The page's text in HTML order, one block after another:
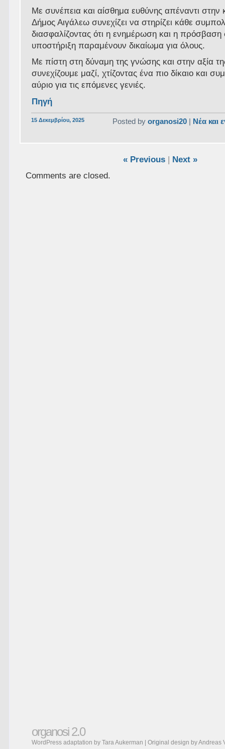
Με συνέπεια και αίσθημα ευθύνης απέναντι στην
Δήμος Αιγάλεω συνεχίζει να στηρίζει κάθε
διασφαλίζοντας ότι η ενημέρωση και η πρόσβαση
υποστήριξη παραμένουν δικαίωμα για όλους.
Με πίστη στη δύναμη της γνώσης και στην αξία
συνεχίζουμε μαζί, χτίζοντας ένα πιο δίκαιο και
αύριο για τις επόμενες γενιές.
Πηγή
15 Δεκεμβρίου, 2025 Posted byorganosi20 | Νέα και
« Previous| Next »
Comments are closed.
organosi 2.0
WordPress adaptation by Tara Aukerman | Original design byAndreas